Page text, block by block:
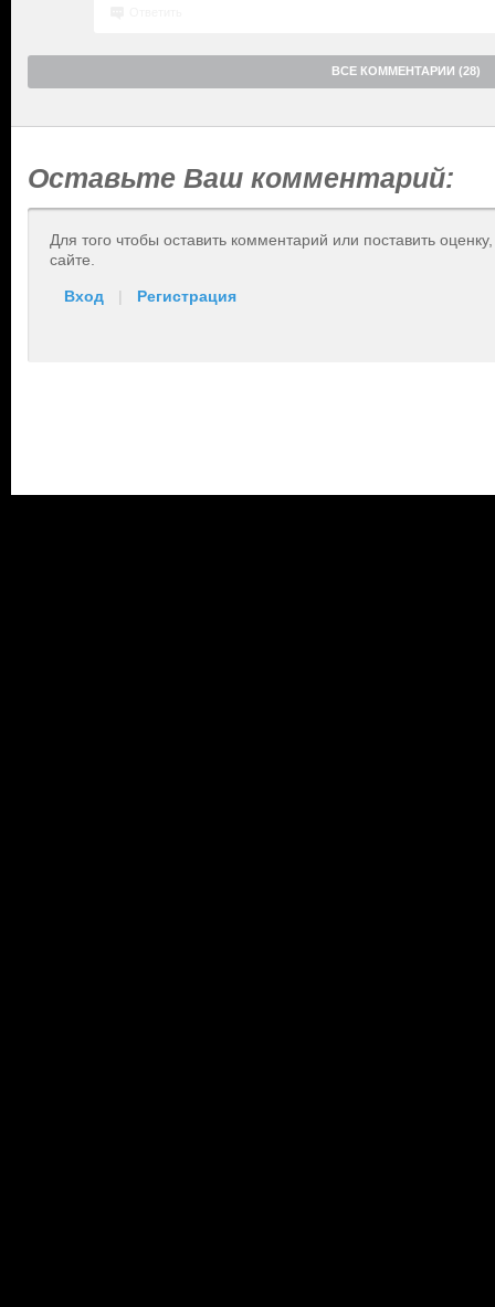
ВСЕ КОММЕНТАРИИ (28)
Оставьте Ваш комментарий:
Для того чтобы оставить комментарий или поставить
сайте.
Вход | Регистрация